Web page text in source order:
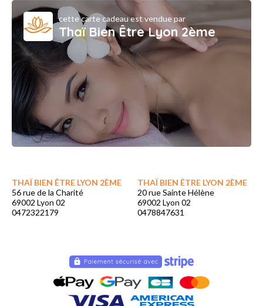
cette carte cadeau est vendue par
Thaï Bien Être Lyon 2ème
THAÏ BIEN ÊTRE LYON 2ÈME
56 rue de la Charité
69002 Lyon 02
0472322179
THAÏ BIEN ÊTRE LYON 2ÈME
20 rue Sainte Hélène
69002 Lyon 02
0478847631